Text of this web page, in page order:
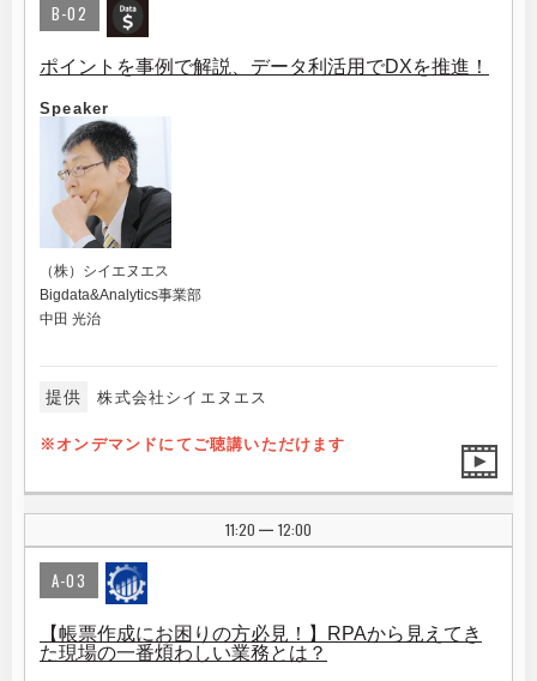
B-02
ポイントを事例で解説、データ利活用でDXを推進！
Speaker
（株）シイエヌエス
Bigdata&Analytics事業部
中田 光治
提供 株式会社シイエヌエス
※オンデマンドにてご聴講いただけます
11:20 | 12:00
A-03
【帳票作成にお困りの方必見！】RPAから見えてき
た現場の一番煩わしい業務とは？